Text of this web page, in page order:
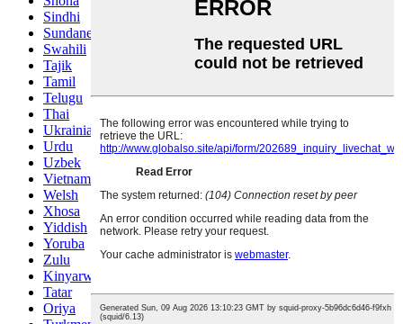
Sindhi
Sundanese
Swahili
Tajik
Tamil
Telugu
Thai
Ukrainian
Urdu
Uzbek
Vietnamese
Welsh
Xhosa
Yiddish
Yoruba
Zulu
Kinyarwanda
Tatar
Oriya